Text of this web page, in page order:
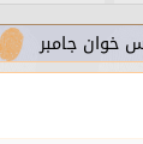
برشلونة